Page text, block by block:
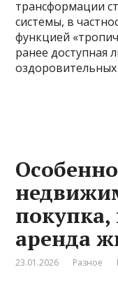
трансформации
системы, в
функцией
ранее доступная
аренда
23.01.2026 Разное